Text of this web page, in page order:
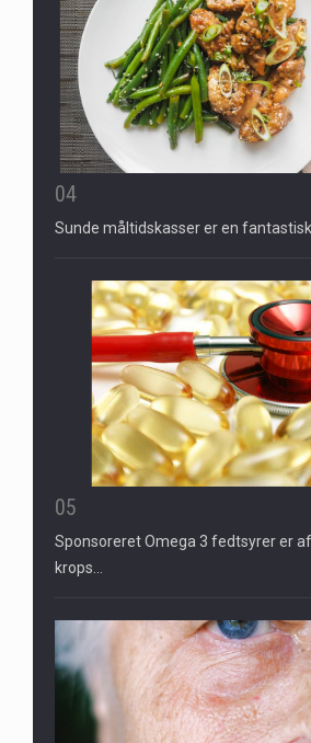
04
Sunde måltidskasser er en fantastisk
05
Sponsoreret Omega 3 fedtsyrer er
krops…